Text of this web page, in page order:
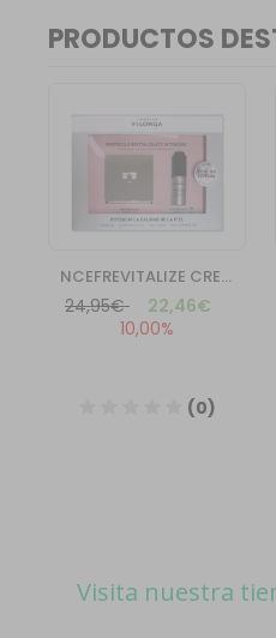
Visita nuestra